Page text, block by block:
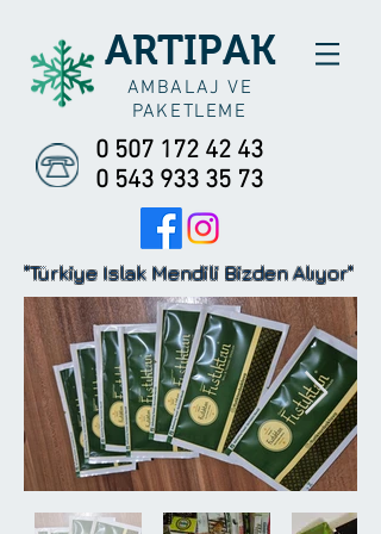
ARTIPAK
AMBALAJ VE
PAKETLEME
0 507 172 42 43
0 543 933 35 73
"Türkiye Islak Mendili Bizden Alıyor"